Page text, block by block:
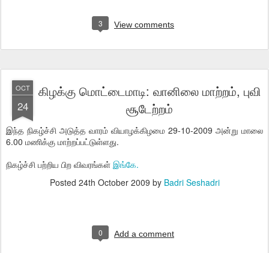
3 View comments
OCT
24
கிழக்கு மொட்டைமாடி: வானிலை மாற்றம், புவி
சூடேற்றம்
இந்த நிகழ்ச்சி அடுத்த வாரம் வியாழக்கிழமை 29-10-2009 அன்று மாலை
6.00 மணிக்கு மாற்றப்பட்டுள்ளது.
நிகழ்ச்சி பற்றிய பிற விவரங்கள் இங்கே.
Posted 24th October 2009 by Badri Seshadri
0 Add a comment